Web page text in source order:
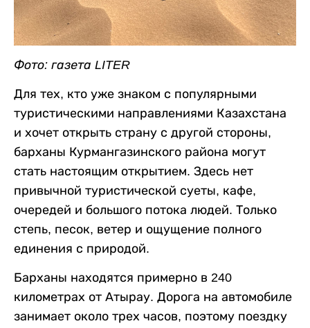
Фото: газета LITER
Для тех, кто уже знаком с популярными
туристическими направлениями Казахстана
и хочет открыть страну с другой стороны,
барханы Курмангазинского района могут
стать настоящим открытием. Здесь нет
привычной туристической суеты, кафе,
очередей и большого потока людей. Только
степь, песок, ветер и ощущение полного
единения с природой.
Барханы находятся примерно в 240
километрах от Атырау. Дорога на автомобиле
занимает около трех часов, поэтому поездку